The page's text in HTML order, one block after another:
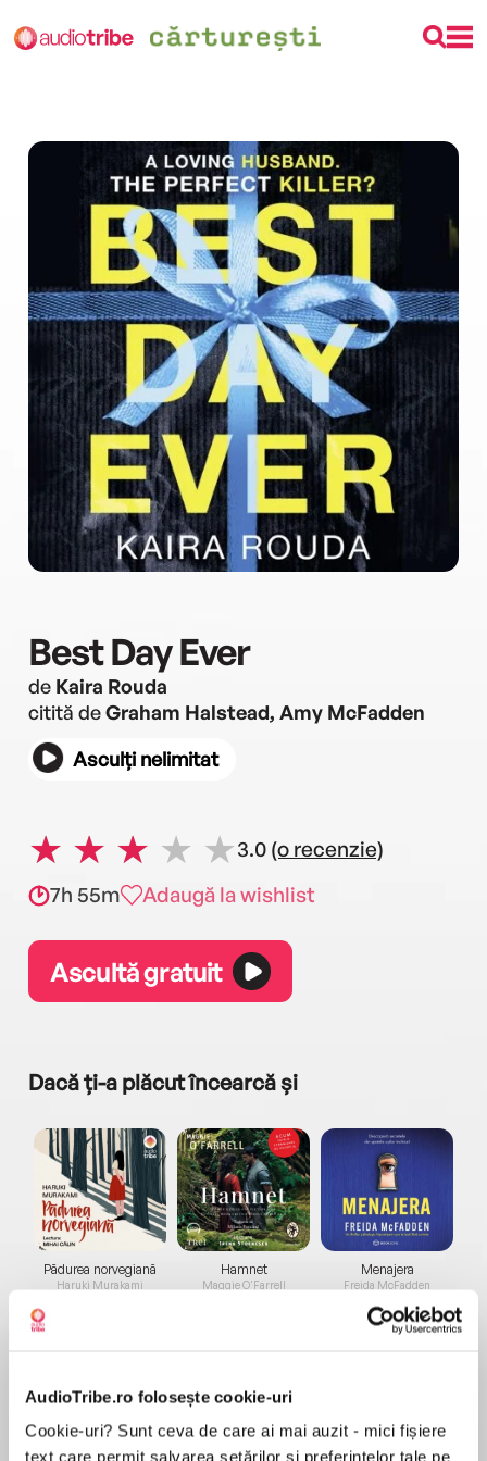
AudioTribe.ro folosește cookie-uri
Cookie-uri? Sunt ceva de care ai mai auzit - mici fișiere
text care permit salvarea setărilor și preferințelor tale pe
Best Day Ever
de Kaira Rouda
citită deGraham Halstead, Amy McFadden
Asculți nelimitat
3.0 (o recenzie)
7h 55m
Adaugă la wishlist
Ascultă gratuit
Dacă ți-a plăcut încearcă și
Pădurea norvegiană
Haruki Murakami
Hamnet
Maggie O'Farrell
Menajera
Freida McFadden